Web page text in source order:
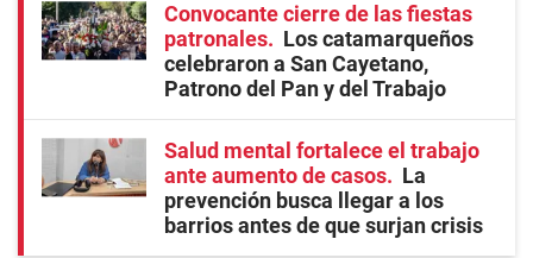
Convocante cierre de las fiestas
patronales
Los catamarqueños
celebraron a San Cayetano,
Patrono del Pan y del Trabajo
Salud mental fortalece el trabajo
ante aumento de casos
La
prevención busca llegar a los
barrios antes de que surjan crisis